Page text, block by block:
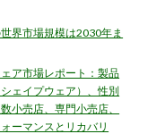
界市場規模は2030年ま
ア市場レポート：製品
ェイプウェア）、性別
小売店、専門小売店、
ーマンスとリカバリ